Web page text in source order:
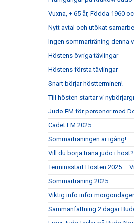
Vuxna, + 65 år, Födda 1960
Nytt avtal och utökat
Ingen sommarträning denna
Höstens övriga tävlingar
Höstens första tävlingar
Snart börjar höstterminen!
Till hösten startar vi
Judo EM för personer med
Cadet EM 2025
Sommarträningen är igång!
Vill du börja träna judo i höst?
Terminsstart Hösten 2025 –
Sommarträning 2025
Viktig info inför
Sammanfattning 2 dagar